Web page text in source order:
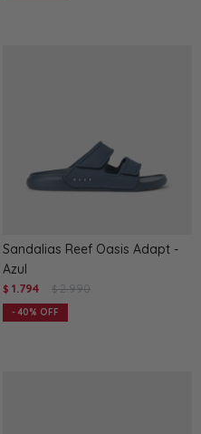
Sandalias Reef Oasis Adapt -
Azul
$ 1.794 $ 2.990
40